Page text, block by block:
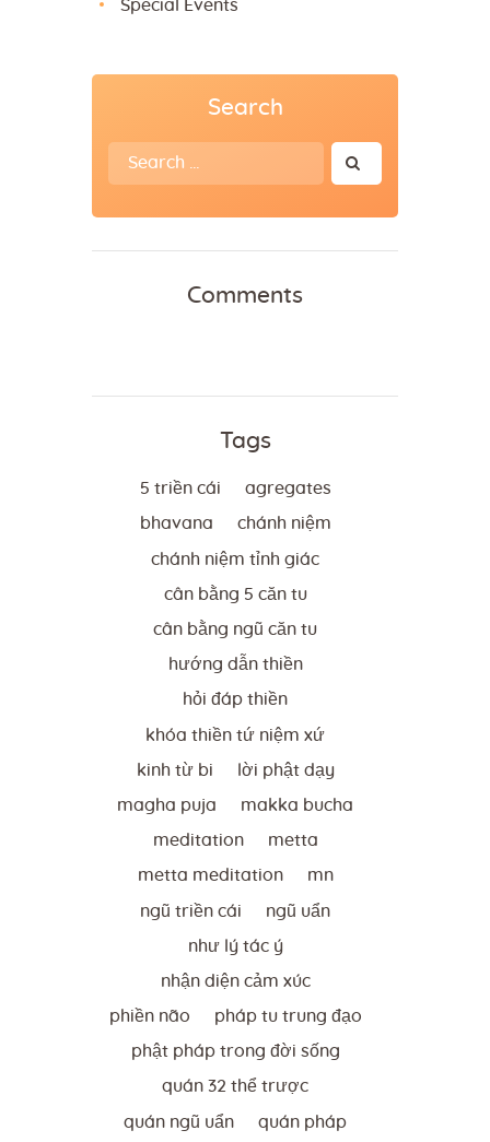
Special Events
Search
Search
for:
Comments
Tags
5 triền cái agregates
bhavana chánh niệm
chánh niệm tỉnh giác
cân bằng 5 căn tu
cân bằng ngũ căn tu
hướng dẫn thiền
hỏi đáp thiền
khóa thiền tứ niệm xứ
kinh từ bi lời phật dạy
magha puja makka bucha
meditation metta
metta meditation mn
ngũ triền cái ngũ uẩn
như lý tác ý
nhận diện cảm xúc
phiền não pháp tu trung đạo
phật pháp trong đời sống
quán 32 thể trược
quán ngũ uẩn quán pháp